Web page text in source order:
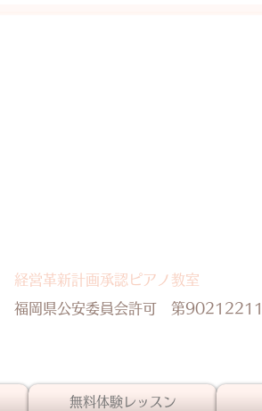
経営革新計画承認ピアノ教室
福岡県公安委員会許可 第
無料体験レッスン